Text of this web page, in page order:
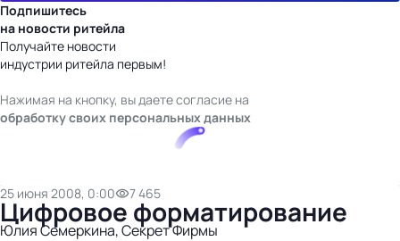
Подпишитесь
на новости ритейла
Получайте новости
индустрии ритейла первым!
Нажимая на кнопку, вы даете согласие на
обработку своих персональных данных
25 июня 2008, 0:00 7 465
Цифровое форматирование
Юлия Семеркина, Секрет Фирмы